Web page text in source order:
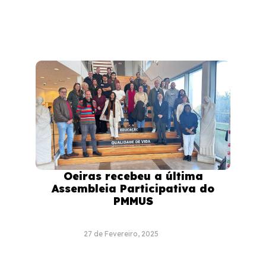
Oeiras recebeu a última
Assembleia Participativa do
PMMUS
27 de Fevereiro, 2025